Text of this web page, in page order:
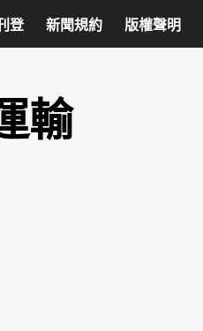
登 新聞規約 版權聲明
輸